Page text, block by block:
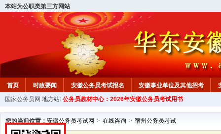
本站为公职类第三方网站
首页 时政要闻 安徽公务员考试报名 安徽事业单位及其他招考
安徽公务员行测试题 在线咨询 教材中心
国家公务员网 地方站: 公务员教材中心：2026年安徽公务员考试用书
您的当前位置： 安徽公务员考试网 > 在线咨询 > 宿州公务员考试